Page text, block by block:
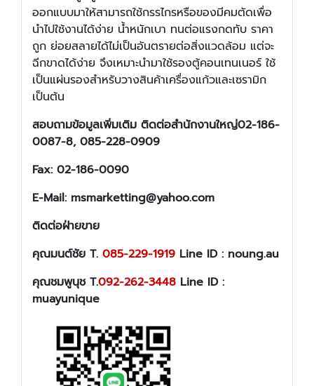
ออกแบบมาให้สามารถใช้กรรไกรหรือของมีคมตัดเพื่อ
นำไปใช้งานได้ง่าย น้ำหนักเบา ทนต่อแรงกดทับ ราคา
ถูก ย่อยสลายได้ไม่เป็นอันตรายต่อสิ่งแวดล้อม แต่จะ
ฉีกขาดได้ง่าย จึงเหมาะนำมาใช้รองตู้คอนเทนเนอร์ ใช้
เป็นแผ่นรองสำหรับวางสินค้าเครื่องแก้วและเซรามิก
เป็นต้น
สอบถามข้อมูลเพิ่มเติม ติดต่อสำนักงานใหญ่02-186-
0087-8, 085-228-0909
Fax: 02-186-0090
E-Mail: msmarketting@yahoo.com
ติดต่อฝ่ายขาย
คุณมนต์ชัย T. 085-229-1919 Line ID : noung.au
คุณชมพูนุช T.092-262-3448 Line ID :
muayunique